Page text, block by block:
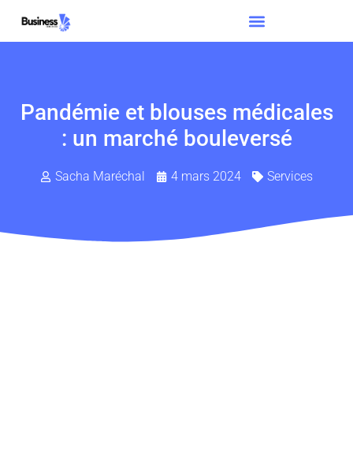
Pandémie et blouses médicales
: un marché bouleversé
Sacha Maréchal 4 mars 2024 Services